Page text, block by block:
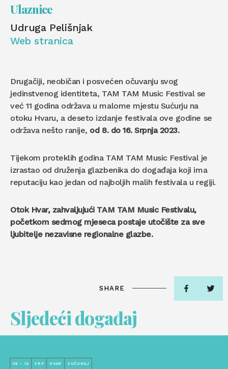
Ulaznice
Udruga Pelišnjak
Web stranica
Drugačiji, neobičan i posvećen očuvanju svog
jedinstvenog identiteta, TAM TAM Music Festival se
već 11 godina održava u malome mjestu Sućurju na
otoku Hvaru, a deseto izdanje festivala ove godine se
održava nešto ranije, od 8. do 16. Srpnja 2023.
Tijekom proteklih godina TAM TAM Music Festival je
izrastao od druženja glazbenika do događaja koji ima
reputaciju kao jedan od najboljih malih festivala u regiji.
Otok Hvar, zahvaljujući TAM TAM Music Festivalu,
početkom sedmog mjeseca postaje utočište za sve
ljubitelje nezavisne regionalne glazbe.
SHARE
Sljedeći događaj
08 - 16 SRP HVAR SUĆURAJ